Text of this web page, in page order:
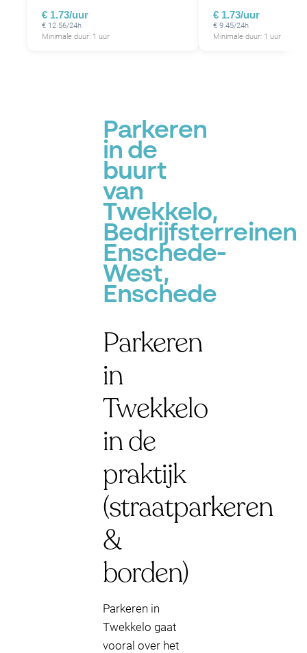
€ 1.73/uur
€ 12.56/24h
Minimale duur: 1 uur
€ 1.73/uur
€ 9.45/24h
Minimale duur: 1 uur
Parkeren
in de
buurt
van
Twekkelo,
Bedrijfsterreinen
Enschede-
West,
Enschede
Parkeren
in
Twekkelo
in de
praktijk
(straatparkeren
&
borden)
Parkeren in
Twekkelo gaat
vooral over het